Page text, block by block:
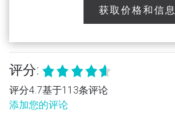
获取价格和信息
评分:
评分4.7基于113条评论
添加您的评论